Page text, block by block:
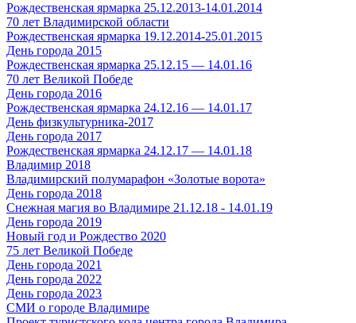
Рождественская ярмарка 25.12.2013-14.01.2014
70 лет Владимирской области
Рождественская ярмарка 19.12.2014-25.01.2015
День города 2015
Рождественская ярмарка 25.12.15 — 14.01.16
70 лет Великой Победе
День города 2016
Рождественская ярмарка 24.12.16 — 14.01.17
День физкультурника-2017
День города 2017
Рождественская ярмарка 24.12.17 — 14.01.18
Владимир 2018
Владимирский полумарафон «Золотые ворота»
День города 2018
Снежная магия во Владимире 21.12.18 - 14.01.19
День города 2019
Новый год и Рождество 2020
75 лет Великой Победе
День города 2021
День города 2022
День города 2023
СМИ о городе Владимире